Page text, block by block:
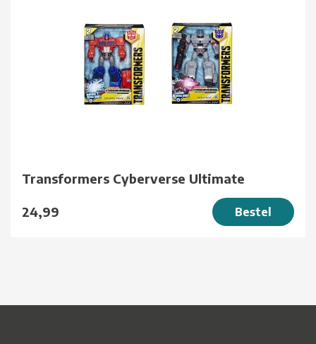
Transformers Cyberverse Ultimate
24,99 Bestel